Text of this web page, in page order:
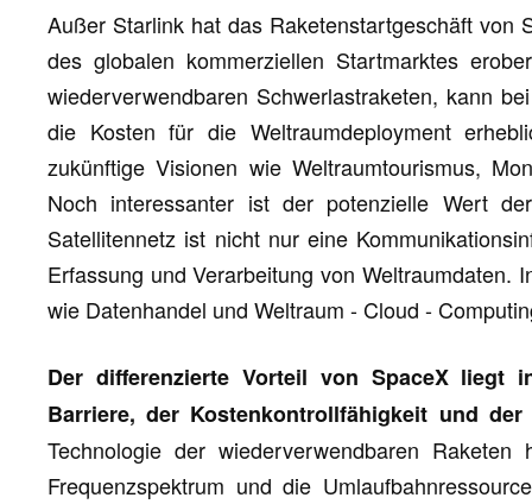
Außer Starlink hat das Raketenstartgeschäft von
des globalen kommerziellen Startmarktes
wiederverwendbaren Schwerlastraketen, kann
die Kosten für die Weltraumdeployment
zukünftige Visionen wie Weltraumtourismus,
Noch interessanter ist der potenzielle Wert
Satellitennetz ist nicht nur eine
Erfassung und Verarbeitung von Weltraumdaten.
wie Datenhandel und Weltraum - Cloud -
Der differenzierte Vorteil von SpaceX liegt
Barriere, der Kostenkontrollfähigkeit und
Technologie der wiederverwendbaren
Frequenzspektrum und die